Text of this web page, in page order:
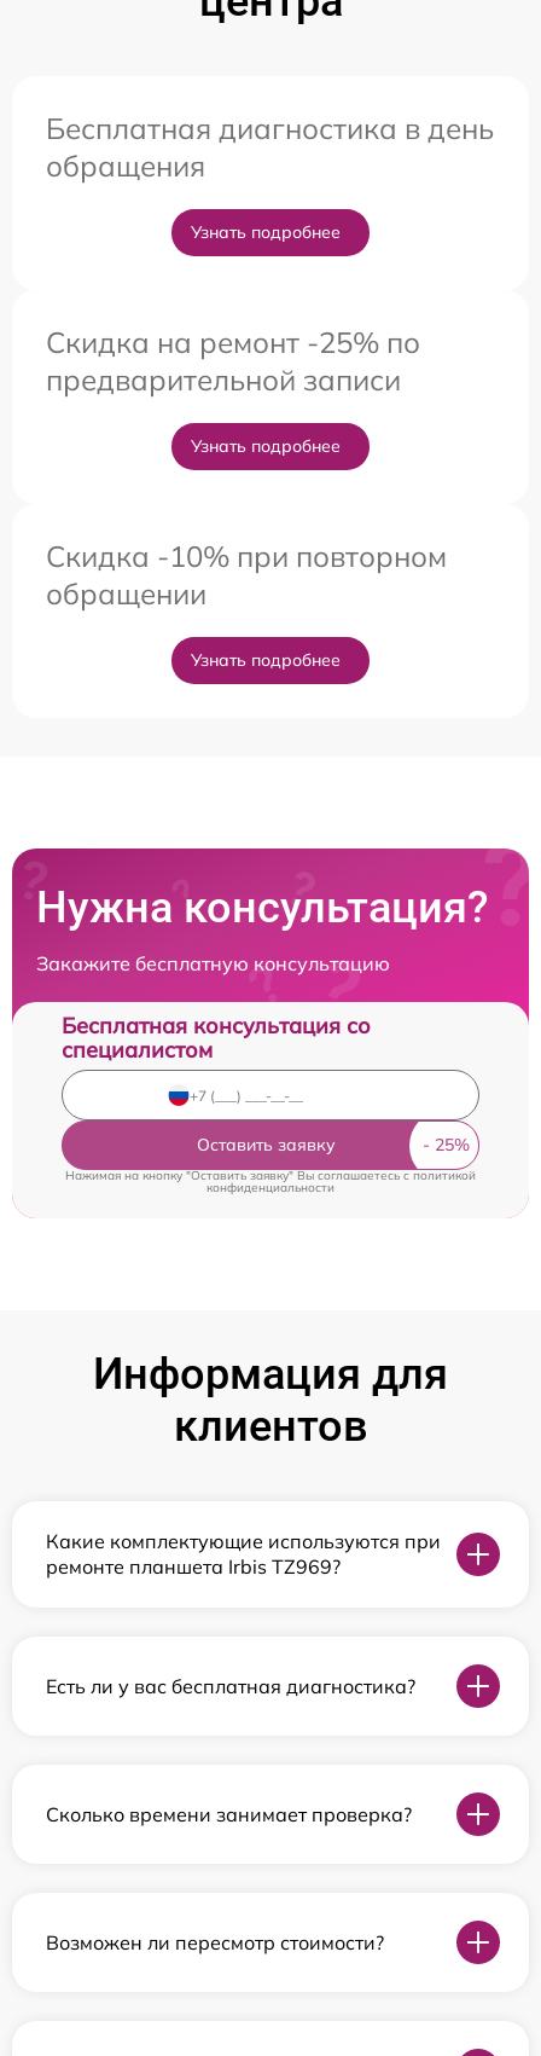
Бесплатная диагностика в день
обращения
Узнать подробнее
Скидка на ремонт -25% по
предварительной записи
Узнать подробнее
Скидка -10% при повторном
обращении
Узнать подробнее
Нужна консультация?
Закажите бесплатную консультацию
Бесплатная консультация со
специалистом
Оставить заявку
Нажимая на кнопку "Оставить заявку" Вы соглашаетесь c политикой
конфиденциальности
Информация для
клиентов
Какие комплектующие используются при
ремонте планшета Irbis TZ969?
Есть ли у вас бесплатная диагностика?
Сколько времени занимает проверка?
Возможен ли пересмотр стоимости?